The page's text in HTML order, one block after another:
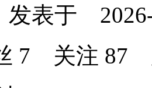
表于 2026-
7 关注 87